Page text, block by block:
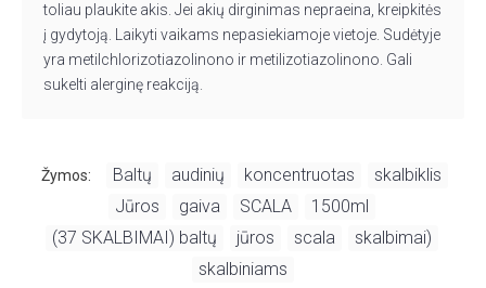
toliau plaukite akis. Jei akių dirginimas nepraeina, kreipkitės
į gydytoją. Laikyti vaikams nepasiekiamoje vietoje. Sudėtyje
yra metilchlorizotiazolinono ir metilizotiazolinono. Gali
sukelti alerginę reakciją.
Žymos: Baltų audinių koncentruotas skalbiklis
Jūros gaiva SCALA 1500ml
(37 SKALBIMAI) baltų jūros scala skalbimai)
skalbiniams